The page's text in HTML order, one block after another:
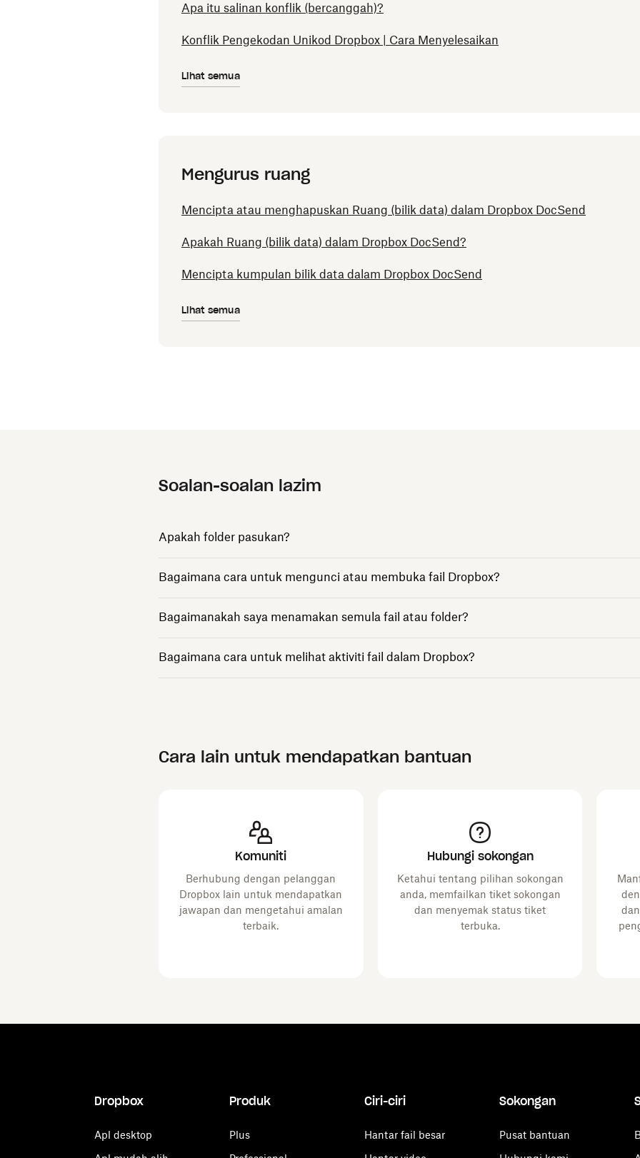
Apa itu salinan konflik (bercanggah)?
Konflik Pengekodan Unikod Dropbox | Cara Menyelesaikan
Lihat semua
Mengurus ruang
Mencipta atau menghapuskan Ruang (bilik data) dalam Dropbox DocSend
Apakah Ruang (bilik data) dalam Dropbox DocSend?
Mencipta kumpulan bilik data dalam Dropbox DocSend
Lihat semua
Soalan-soalan lazim
Apakah folder pasukan?
Bagaimana cara untuk mengunci atau membuka fail Dropbox?
Bagaimanakah saya menamakan semula fail atau folder?
Bagaimana cara untuk melihat aktiviti fail dalam Dropbox?
Cara lain untuk mendapatkan bantuan
Komuniti
Berhubung dengan pelanggan
Dropbox lain untuk mendapatkan
jawapan dan mengetahui amalan
terbaik.
Hubungi sokongan
Ketahui tentang pilihan sokongan
anda, memfailkan tiket sokongan
dan menyemak status tiket
terbuka.
Dropbox
Apl desktop
Produk
Plus
Ciri-ciri
Hantar fail besar
Sokongan
Pusat bantuan